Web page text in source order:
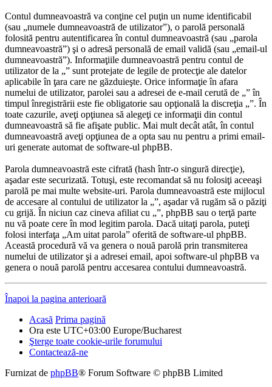
Contul dumneavoastră va conţine cel puţin un nume identificabil
(sau „numele dumneavoastră de utilizator”), o parolă personală
folosită pentru autentificarea în contul dumneavoastră (sau „parola
dumneavoastră”) şi o adresă personală de email validă (sau „email-ul
dumneavoastră”). Informaţiile dumneavoastră pentru contul de
utilizator de la „” sunt protejate de legile de protecţie ale datelor
aplicabile în ţara care ne găzduieşte. Orice informaţie în afara
numelui de utilizator, parolei sau a adresei de e-mail cerută de „” în
timpul înregistrării este fie obligatorie sau opţională la discreţia „”. În
toate cazurile, aveţi opţiunea să alegeţi ce informaţii din contul
dumneavoastră să fie afişate public. Mai mult decât atât, în contul
dumneavoastră aveţi opţiunea de a opta sau nu pentru a primi email-
uri generate automat de software-ul phpBB.
Parola dumneavoastră este cifrată (hash într-o singură direcţie),
aşadar este securizată. Totuşi, este recomandat să nu folosiţi aceeaşi
parolă pe mai multe website-uri. Parola dumneavoastră este mijlocul
de accesare al contului de utilizator la „”, aşadar vă rugăm să o păziţi
cu grijă. În niciun caz cineva afiliat cu „”, phpBB sau o terţă parte
nu vă poate cere în mod legitim parola. Dacă uitaţi parola, puteţi
folosi interfaţa „Am uitat parola” oferită de software-ul phpBB.
Această procedură vă va genera o nouă parolă prin transmiterea
numelui de utilizator şi a adresei email, apoi software-ul phpBB va
genera o nouă parolă pentru accesarea contului dumneavoastră.
Înapoi la pagina anterioară
Acasă Prima pagină
Ora este UTC+03:00 Europe/Bucharest
Şterge toate cookie-urile forumului
Contactează-ne
Furnizat de phpBB® Forum Software © phpBB Limited